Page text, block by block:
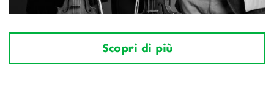
Scopri di più